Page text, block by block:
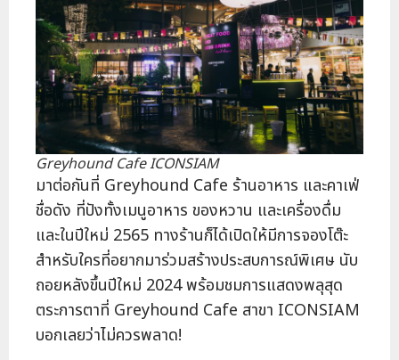
Greyhound Cafe ICONSIAM
มาต่อกันที่ Greyhound Cafe ร้านอาหาร และคาเฟ่
ชื่อดัง ที่ปังทั้งเมนูอาหาร ของหวาน และเครื่องดื่ม
และในปีใหม่ 2565 ทางร้านก็ได้เปิดให้มีการจองโต๊ะ
สำหรับใครที่อยากมาร่วมสร้างประสบการณ์พิเศษ นับ
ถอยหลังขึ้นปีใหม่ 2024 พร้อมชมการแสดงพลุสุด
ตระการตาที่ Greyhound Cafe สาขา ICONSIAM
บอกเลยว่าไม่ควรพลาด!